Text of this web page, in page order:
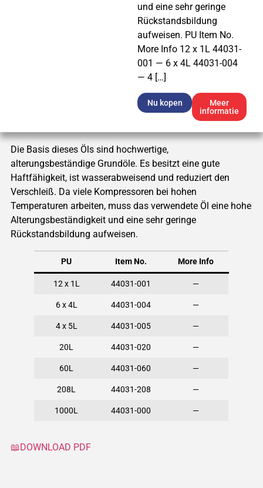
und eine sehr geringe
Rückstandsbildung
aufweisen. PU Item No.
More Info 12 x 1L 44031-
001 — 6 x 4L 44031-004
— 4 […]
Nu kopen
Meer
informatie
Die Basis dieses Öls sind hochwertige,
alterungsbeständige Grundöle. Es besitzt eine gute
Haftfähigkeit, ist wasserabweisend und reduziert den
Verschleiß. Da viele Kompressoren bei hohen
Temperaturen arbeiten, muss das verwendete Öl eine hohe
Alterungsbeständigkeit und eine sehr geringe
Rückstandsbildung aufweisen.
PU Item No. More Info
12 x 1L 44031-001 —
6 x 4L 44031-004 —
4 x 5L 44031-005 —
20L 44031-020 —
60L 44031-060 —
208L 44031-208 —
1000L 44031-000 —
📖DOWNLOAD PDF